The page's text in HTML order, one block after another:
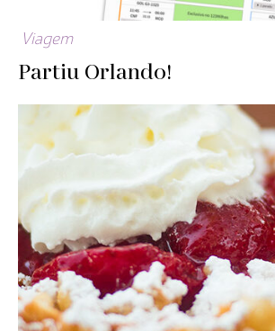
Viagem
Partiu Orlando!